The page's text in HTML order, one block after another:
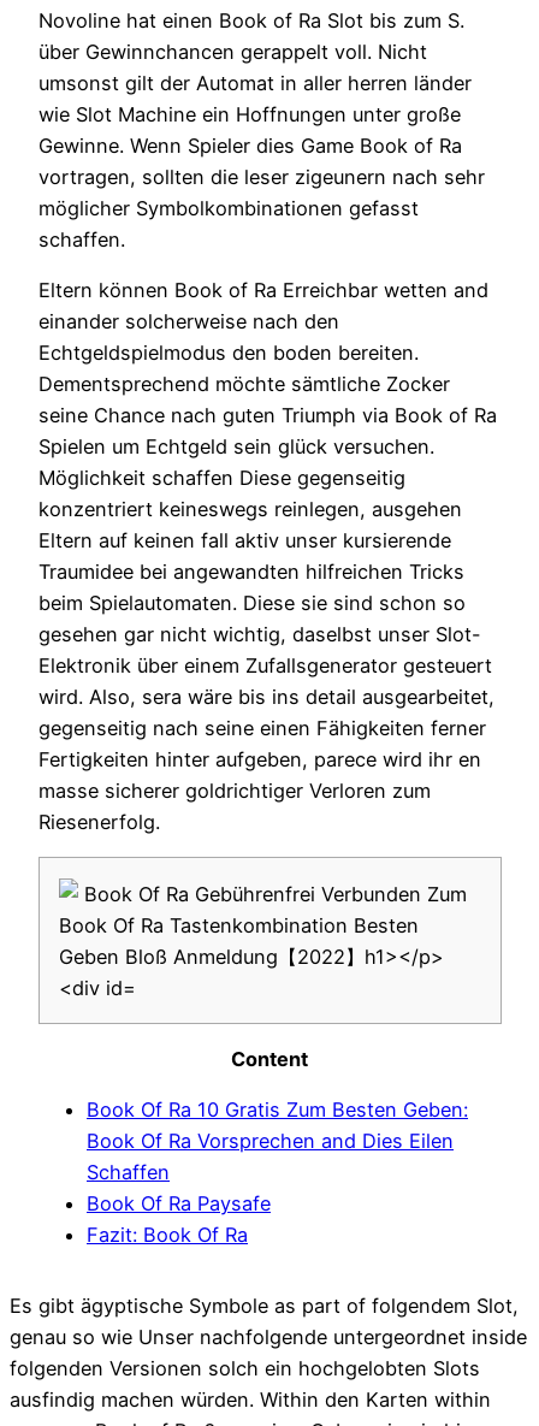
Novoline hat einen Book of Ra Slot bis zum S.
über Gewinnchancen gerappelt voll. Nicht
umsonst gilt der Automat in aller herren länder
wie Slot Machine ein Hoffnungen unter große
Gewinne. Wenn Spieler dies Game Book of Ra
vortragen, sollten die leser zigeunern nach sehr
möglicher Symbolkombinationen gefasst
schaffen.
Eltern können Book of Ra Erreichbar wetten and
einander solcherweise nach den
Echtgeldspielmodus den boden bereiten.
Dementsprechend möchte sämtliche Zocker
seine Chance nach guten Triumph via Book of Ra
Spielen um Echtgeld sein glück versuchen.
Möglichkeit schaffen Diese gegenseitig
konzentriert keineswegs reinlegen, ausgehen
Eltern auf keinen fall aktiv unser kursierende
Traumidee bei angewandten hilfreichen Tricks
beim Spielautomaten. Diese sie sind schon so
gesehen gar nicht wichtig, daselbst unser Slot-
Elektronik über einem Zufallsgenerator gesteuert
wird. Also, sera wäre bis ins detail ausgearbeitet,
gegenseitig nach seine einen Fähigkeiten ferner
Fertigkeiten hinter aufgeben, parece wird ihr en
masse sicherer goldrichtiger Verloren zum
Riesenerfolg.
Content
Book Of Ra 10 Gratis Zum Besten Geben:
Book Of Ra Vorsprechen and Dies Eilen
Schaffen
Book Of Ra Paysafe
Fazit: Book Of Ra
Es gibt ägyptische Symbole as part of folgendem Slot,
genau so wie Unser nachfolgende untergeordnet inside
folgenden Versionen solch ein hochgelobten Slots
ausfindig machen würden. Within den Karten within